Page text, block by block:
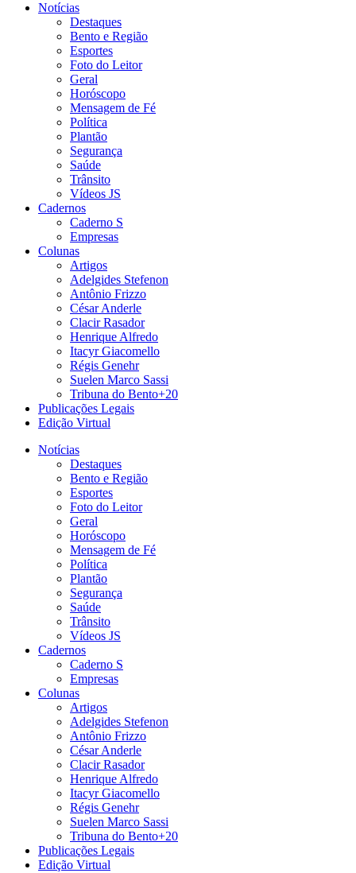
Notícias
Destaques
Bento e Região
Esportes
Foto do Leitor
Geral
Horóscopo
Mensagem de Fé
Política
Plantão
Segurança
Saúde
Trânsito
Vídeos JS
Cadernos
Caderno S
Empresas
Colunas
Artigos
Adelgides Stefenon
Antônio Frizzo
César Anderle
Clacir Rasador
Henrique Alfredo
Itacyr Giacomello
Régis Genehr
Suelen Marco Sassi
Tribuna do Bento+20
Publicações Legais
Edição Virtual
Notícias
Destaques
Bento e Região
Esportes
Foto do Leitor
Geral
Horóscopo
Mensagem de Fé
Política
Plantão
Segurança
Saúde
Trânsito
Vídeos JS
Cadernos
Caderno S
Empresas
Colunas
Artigos
Adelgides Stefenon
Antônio Frizzo
César Anderle
Clacir Rasador
Henrique Alfredo
Itacyr Giacomello
Régis Genehr
Suelen Marco Sassi
Tribuna do Bento+20
Publicações Legais
Edição Virtual